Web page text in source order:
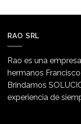
RAO SRL
Rao es una
hermanos
Brindamos
experiencia de